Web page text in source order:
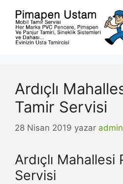
Ardıçlı
Tamir Servisi
28 Nisan 2019 yazar admin
Ardıçlı Mahallesi
Servisi